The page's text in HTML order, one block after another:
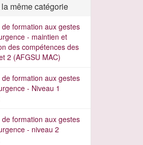
même catégorie
formation aux gestes
- maintien et
des compétences des
2 (AFGSU MAC)
formation aux gestes
- Niveau 1
formation aux gestes
- niveau 2